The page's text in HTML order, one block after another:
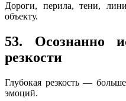
Дороги, перила, тени,
объекту.
53. Осознанно
резкости
Глубокая резкость —
эмоций.